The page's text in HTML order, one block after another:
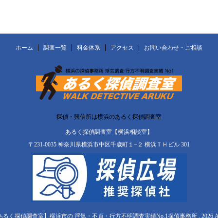
ホーム 調査一覧 料金体系 アクセス お問い合わせ・ご相談
探偵・興信所は横浜のあるく探偵調査室
あるく探偵調査室【横浜相談室】
〒231-0035 神奈川県横浜市中区千歳町１−２ 横浜ＴＨビル 301
く探偵調査室】横浜市の 浮気・不貞・行方不明調査実績No.1探偵事務所 , 2026